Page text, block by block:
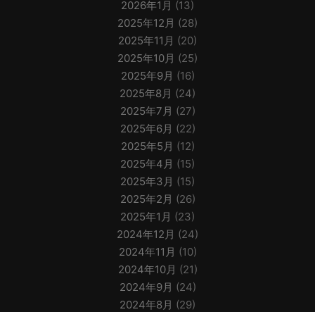
2026年1月 (13)
2025年12月 (28)
2025年11月 (20)
2025年10月 (25)
2025年9月 (16)
2025年8月 (24)
2025年7月 (27)
2025年6月 (22)
2025年5月 (12)
2025年4月 (15)
2025年3月 (15)
2025年2月 (26)
2025年1月 (23)
2024年12月 (24)
2024年11月 (10)
2024年10月 (21)
2024年9月 (24)
2024年8月 (29)